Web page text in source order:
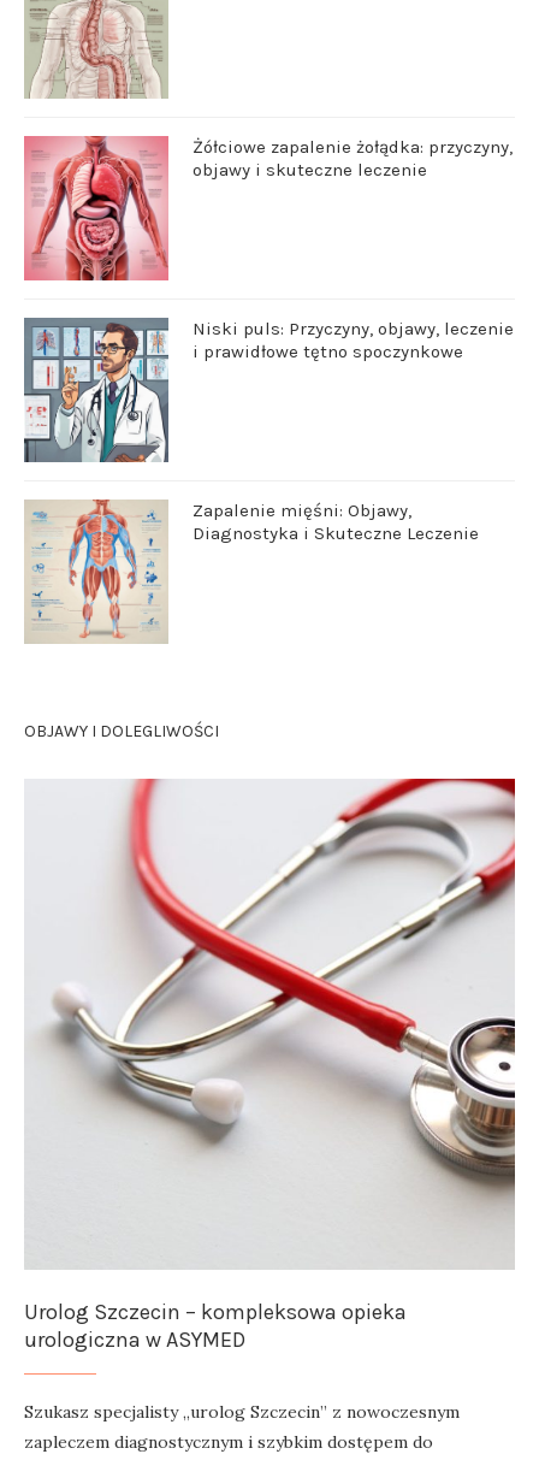
Żółciowe zapalenie żołądka: przyczyny,
objawy i skuteczne leczenie
Niski puls: Przyczyny, objawy, leczenie
i prawidłowe tętno spoczynkowe
Zapalenie mięśni: Objawy,
Diagnostyka i Skuteczne Leczenie
OBJAWY I DOLEGLIWOŚCI
Urolog Szczecin – kompleksowa opieka
urologiczna w ASYMED
Szukasz specjalisty „urolog Szczecin” z nowoczesnym
zapleczem diagnostycznym i szybkim dostępem do